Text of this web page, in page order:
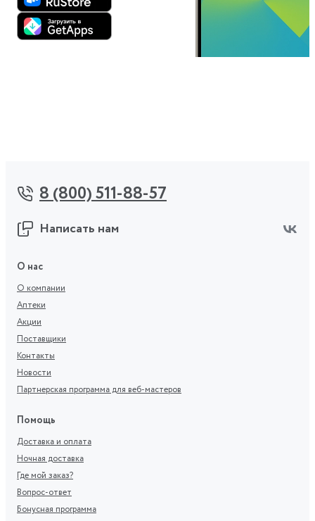
8 (800) 511-88-57
Написать нам
О нас
О компании
Аптеки
Акции
Поставщики
Контакты
Новости
Партнерская программа для веб-мастеров
Помощь
Доставка и оплата
Ночная доставка
Где мой заказ?
Вопрос-ответ
Бонусная программа